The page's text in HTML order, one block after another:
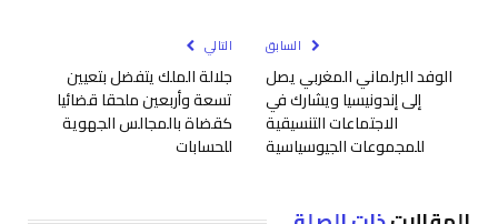
السابق
الوفد البرلماني المغربي يصل
إلى إندونيسيا ويشارك في
الاجتماعات التنسيقية
للمجموعات الجيوسياسية
التالي
جلالة الملك يتفضل بتعيين
تسعة وأربعين ملحقا قضائيا
كقضاة بالمجالس الجهوية
للحسابات